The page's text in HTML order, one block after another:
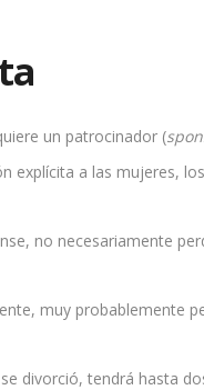
un patrocinador (
explícita a las mujeres,
no necesariamente
muy probablemente
divorció, tendrá hasta